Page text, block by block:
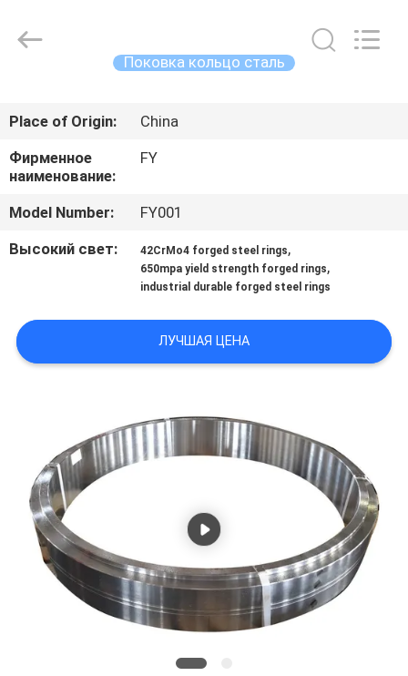
ПРОДУКТЫ
РОЛИКИ
ПУТЕШЕСТВИЕ
ПРОВЕРКА
КАЧЕСТВА
СВЯЖИТЕСЬ
МЫ
НОВОСТИ
Flange
Поковка кольцо сталь
Place of Origin:
China
Фирменное
наименование:
FY
Model Number:
FY001
Высокий свет:
42CrMo4 forged steel rings,
650mpa yield strength forged rings,
industrial durable forged steel rings
ЛУЧШАЯ ЦЕНА